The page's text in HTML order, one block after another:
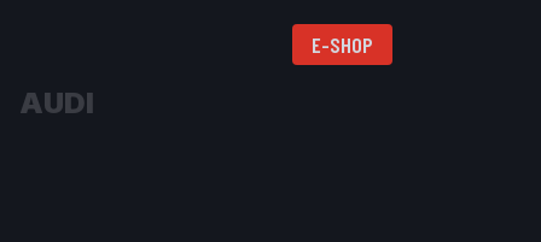
E-SHOP
AUDI